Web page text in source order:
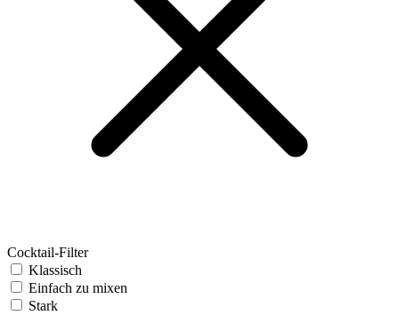
Cocktail-Filter
Klassisch
Einfach zu mixen
Stark